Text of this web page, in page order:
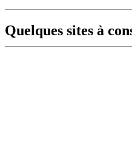
Quelques sites à